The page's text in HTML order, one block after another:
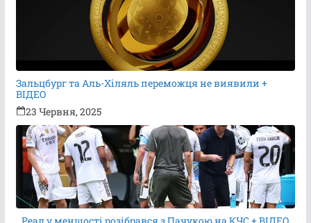
Зальцбург та Аль-Хіляль переможця не виявили +
ВІДЕО
23 Червня, 2025